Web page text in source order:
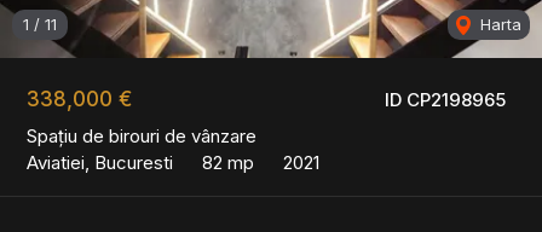
ID CP2198965
338,000 €
Spațiu de birouri de vânzare
Aviatiei, Bucuresti
82 mp 2021
1 / 11 Harta